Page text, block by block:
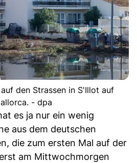
den Strassen in S'Illot auf
- dpa
es ja nur ein wenig
aus dem deutschen
die zum ersten Mal auf der
am Mittwochmorgen